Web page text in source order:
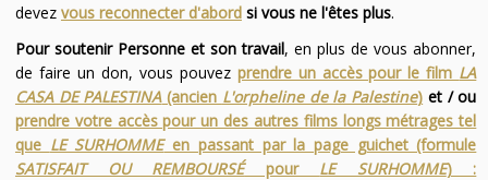
devez vous reconnecter d'abordsi vous ne l'êtes plus.
Pour soutenir Personne et son travail, en plus de vous abonner,
de faire un don, vous pouvez prendre un accès pour le film LA
CASA DE PALESTINA(ancien L'orpheline de la Palestine) et / ou
prendre votre accès pour un des autres films longs métrages tel
que LE SURHOMMEen passant par la page guichet (formule
SATISFAIT OU REMBOURSÉpour LE SURHOMME) :